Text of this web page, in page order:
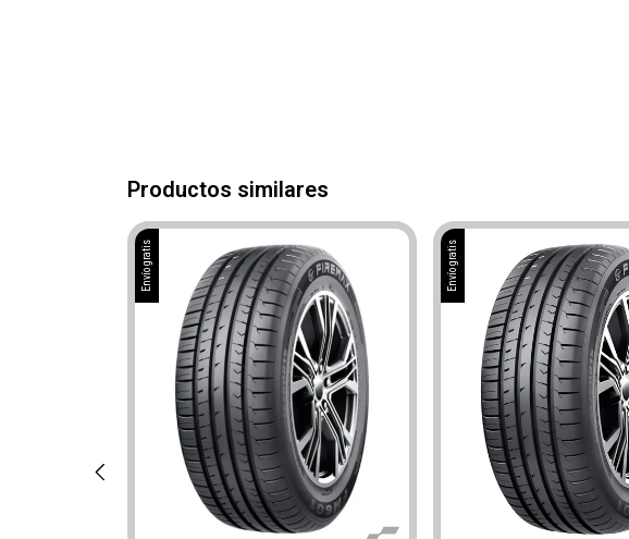
Productos similares
Envío gratis Envío gratis